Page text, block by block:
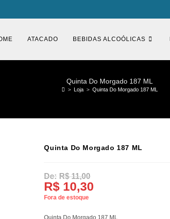
ATACADO BEBIDAS ALCOÓLICAS
Quinta Do Morgado 187 ML
> Loja > Quinta Do Morgado 187 ML
Quinta Do Morgado 187 ML
R$11,00
O
preço
original
R$ 10,30
Fora de estoque
Quinta Do Morgado 187 ML